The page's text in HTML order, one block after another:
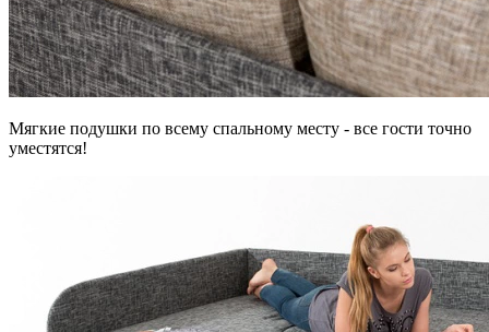
Мягкие подушки по всему спальному месту - все гости точно
уместятся!